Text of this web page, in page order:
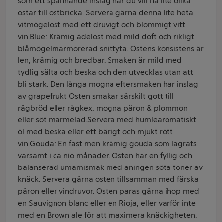
ostar till ostbricka. Servera gärna denna lite heta
vitmögelost med ett druvigt och blommigt vitt
vin.Blue: Krämig ädelost med mild doft och rikligt
blåmögelmarmorerad snittyta. Ostens konsistens är
len, krämig och bredbar. Smaken är mild med
tydlig sälta och beska och den utvecklas utan att
bli stark. Den långa mogna eftersmaken har inslag
av grapefrukt Osten smakar särskilt gott till
rågbröd eller rågkex, mogna päron & plommon
eller söt marmelad.Servera med humlearomatiskt
öl med beska eller ett bärigt och mjukt rött
vin.Gouda: En fast men krämig gouda som lagrats
varsamt i ca nio månader. Osten har en fyllig och
balanserad umamismak med aningen söta toner av
knäck. Servera gärna osten tillsamman med färska
päron eller vindruvor. Osten paras gärna ihop med
en Sauvignon blanc eller en Rioja, eller varför inte
med en Brown ale för att maximera knäckigheten.